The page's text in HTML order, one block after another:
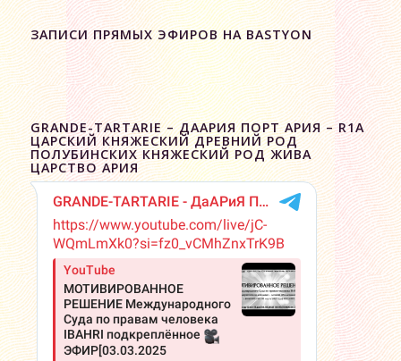
ЗАПИСИ ПРЯМЫХ ЭФИРОВ НА BASTYON
GRANDE-TARTARIE – ДААРИЯ ПОРТ АРИЯ – R1A
ЦАРСКИЙ КНЯЖЕСКИЙ ДРЕВНИЙ РОД
ПОЛУБИНСКИХ КНЯЖЕСКИЙ РОД ЖИВА
ЦАРСТВО АРИЯ